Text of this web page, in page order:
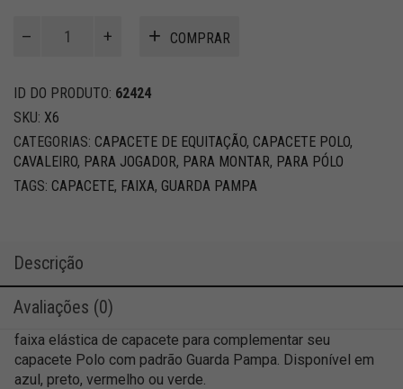
quantidade
COMPRAR
ID DO PRODUTO: 62424
SKU: X6
CATEGORIAS: CAPACETE DE EQUITAÇÃO, CAPACETE POLO,
CAVALEIRO, PARA JOGADOR, PARA MONTAR, PARA PÓLO
TAGS: CAPACETE, FAIXA, GUARDA PAMPA
Descrição
Avaliações (0)
faixa elástica de capacete para complementar seu
capacete Polo com padrão Guarda Pampa. Disponível em
azul, preto, vermelho ou verde.